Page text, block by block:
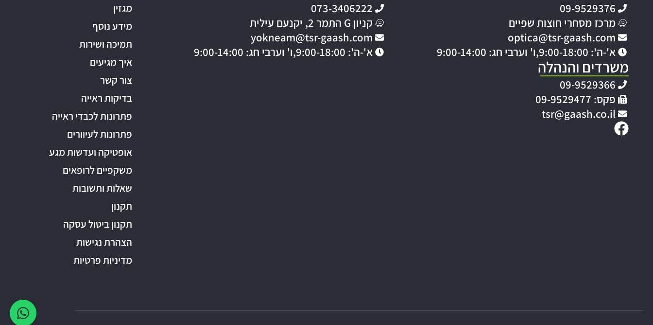
09-9529376
מרכז מסחרי חוצות שפיים
optica@tsr-gaash.com
א'-ה': 9:00-18:00,
ו' וערבי חג: 9:00-14:00
משרדים והנהלה
09-9529366
פקס: 09-9529477
tsr@gaash.co.il
073-3406222
קניון G התמר 2, יקנעם עילית
yokneam@tsr-gaash.com
א'-ה': 9:00-18:00,
ו' וערבי חג: 9:00-14:00
מגזין
מידע נוסף
תמיכה ושירות
איך מגיעים
צור קשר
בדיקות ראייה
פתרונות לכבדי ראייה
פתרונות לעיוורים
אופטיקה ועדשות מגע
משקפיים לרופאים
שאלות ותשובות
תקנון
תקנון ביטול עסקה
הצהרת נגישות
מדיניות פרטיות